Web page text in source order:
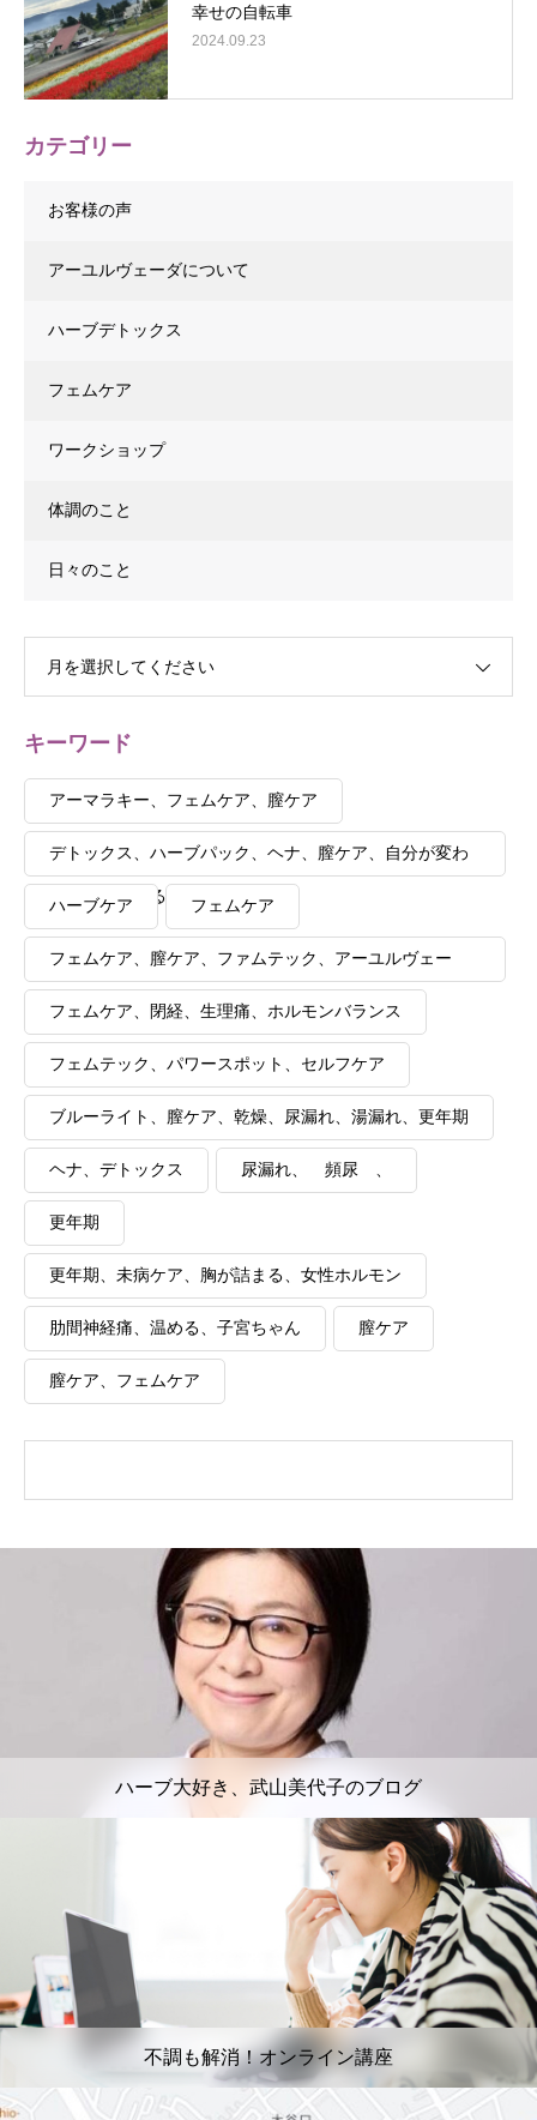
幸せの自転車
2024.09.23
カテゴリー
お客様の声
アーユルヴェーダについて
ハーブデトックス
フェムケア
ワークショップ
体調のこと
日々のこと
月を選択してください
キーワード
アーマラキー、フェムケア、膣ケア
デトックス、ハーブパック、ヘナ、膣ケア、自分が変わ
ると夫も変わる
ハーブケア フェムケア
フェムケア、膣ケア、ファムテック、アーユルヴェー
ダ、講座、セルフケア
フェムケア、閉経、生理痛、ホルモンバランス
フェムテック、パワースポット、セルフケア
ブルーライト、膣ケア、乾燥、尿漏れ、湯漏れ、更年期
ヘナ、デトックス 尿漏れ、 頻尿 、
更年期
更年期、未病ケア、胸が詰まる、女性ホルモン
肋間神経痛、温める、子宮ちゃん 膣ケア
膣ケア、フェムケア
ハーブ大好き、武山美代子のブログ
不調も解消！オンライン講座